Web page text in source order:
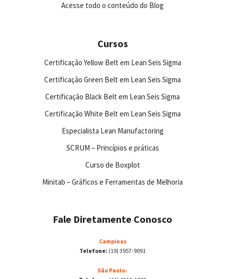
Acesse todo o conteúdo do Blog
Cursos
Certificação Yellow Belt em Lean Seis Sigma
Certificação Green Belt em Lean Seis Sigma
Certificação Black Belt em Lean Seis Sigma
Certificação White Belt em Lean Seis Sigma
Especialista Lean Manufactoring
SCRUM – Princípios e práticas
Curso de Boxplot
Minitab – Gráficos e Ferramentas de Melhoria
Fale Diretamente Conosco
Campinas
Telefone: (19) 3957-9091
São Paulo: